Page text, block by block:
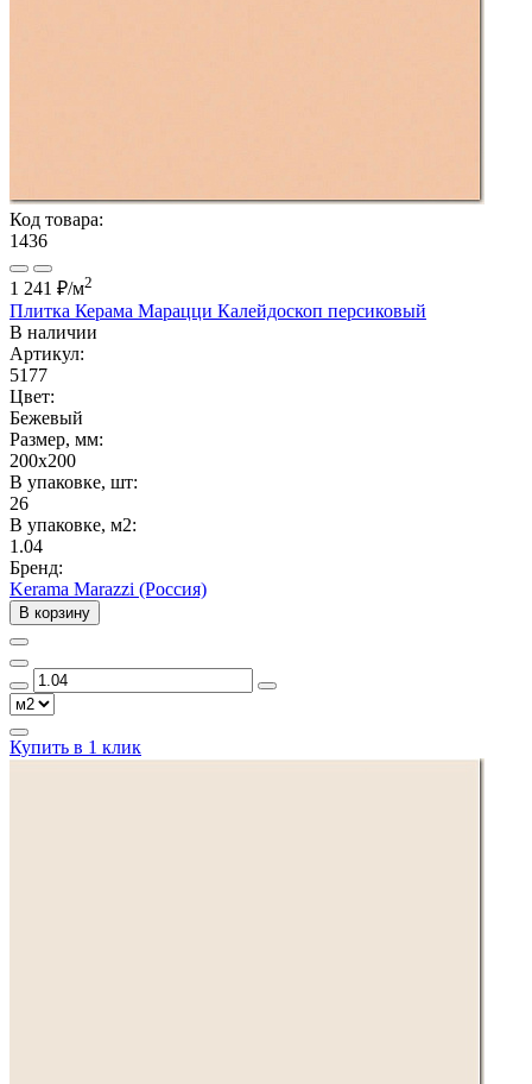
Код товара:
1436
1 241 ₽/м2
Плитка Керама Марацци Калейдоскоп персиковый
В наличии
Артикул:
5177
Цвет:
Бежевый
Размер, мм:
200x200
В упаковке, шт:
26
В упаковке, м2:
1.04
Бренд:
Kerama Marazzi (Россия)
В корзину
Купить в 1 клик